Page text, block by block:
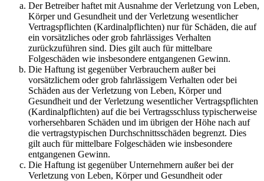
Der Betreiber haftet mit Ausnahme der Verletzung von Leben,
Körper und Gesundheit und der Verletzung wesentlicher
Vertragspflichten (Kardinalpflichten) nur für Schäden, die auf
ein vorsätzliches oder grob fahrlässiges Verhalten
zurückzuführen sind. Dies gilt auch für mittelbare
Folgeschäden wie insbesondere entgangenen Gewinn.
Die Haftung ist gegenüber Verbrauchern außer bei
vorsätzlichem oder grob fahrlässigem Verhalten oder bei
Schäden aus der Verletzung von Leben, Körper und
Gesundheit und der Verletzung wesentlicher Vertragspflichten
(Kardinalpflichten) auf die bei Vertragsschluss typischerweise
vorhersehbaren Schäden und im übrigen der Höhe nach auf
die vertragstypischen Durchschnittsschäden begrenzt. Dies
gilt auch für mittelbare Folgeschäden wie insbesondere
entgangenen Gewinn.
Die Haftung ist gegenüber Unternehmern außer bei der
Verletzung von Leben, Körper und Gesundheit oder